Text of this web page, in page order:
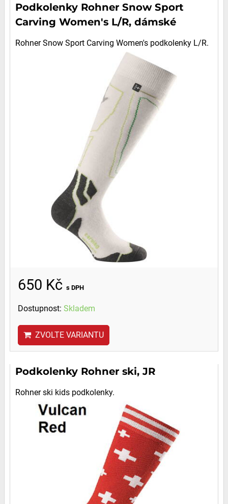
Podkolenky Rohner Snow Sport
Carving Women's L/R, dámské
Rohner Snow Sport Carving Women's podkolenky L/R.
650 Kč s DPH
Dostupnost: Skladem
ZVOLTE VARIANTU
Podkolenky Rohner ski, JR
Rohner ski kids podkolenky.